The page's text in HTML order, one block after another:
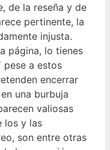
de la reseña y de
pertinente, la
injusta.
página, lo tienes
pese a estos
encerrar
una burbuja
valiosas
los y las
son entre otras